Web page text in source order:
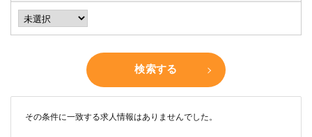
検索する
その条件に一致する求人情報はありませんでした。